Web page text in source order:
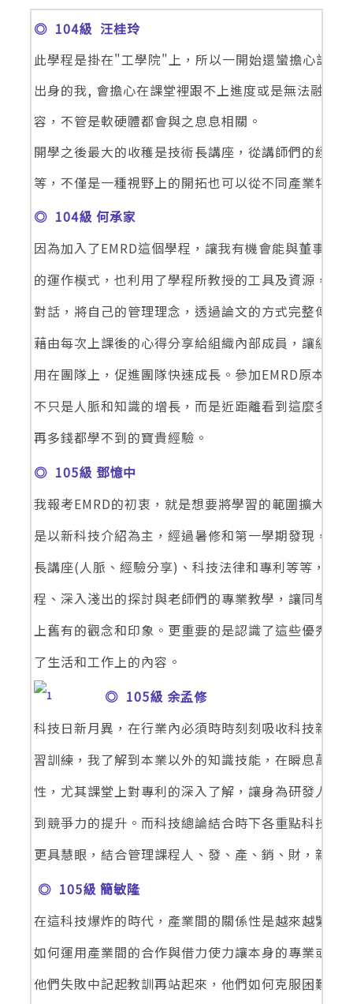
◎ 104級 汪桂玲
此學程是掛在"工學院"上，所以一開始還蠻擔心課程
出身的我, 會擔心在課堂裡跟不上進度或是無法融入
容，不管是軟硬體都會與之息息相關。
開學之後最大的收穫是技術長講座，從講師們的經
等，不僅是一種視野上的開拓也可以從不同產業特性
◎ 104級 何承家
因為加入了EMRD這個學程，讓我有機會能與董事長
的運作模式，也利用了學程所教授的工具及資源，
對話，將自己的管理理念，透過論文的方式完整傳達
藉由每次上課後的心得分享給組織內部成員，讓組織
用在團隊上，促進團隊快速成長。參加EMRD原本只
不只是人脈和知識的增長，而是近距離看到這麼多
再多錢都學不到的寶貴經驗。
◎ 105級 鄧憶中
我報考EMRD的初衷，就是想要將學習的範圍擴大，
是以新科技介紹為主，經過暑修和第一學期發現，
長講座(人脈、經驗分享)、科技法律和專利等等，最
程、深入淺出的探討與老師們的專業教學，讓同學們
上舊有的觀念和印象。更重要的是認識了這些優秀的
了生活和工作上的內容。
◎ 105級 余孟修
科技日新月異，在行業內必須時時刻刻吸收科技新知
習訓練，我了解到本業以外的知識技能，在瞬息萬變
性，尤其課堂上對專利的深入了解，讓身為研發人員
到競爭力的提升。而科技總論結合時下各重點科技
更具慧眼，結合管理課程人、發、產、銷、財，新產
◎ 105級 簡敏隆
在這科技爆炸的時代，產業間的關係性是越來越緊密
如何運用產業間的合作與借力使力讓本身的專業或產
他們失敗中記起教訓再站起來，他們如何克服困難與